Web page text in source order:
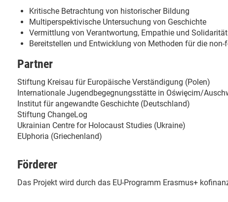
Kritische Betrachtung von historischer Bildung
Multiperspektivische Untersuchung von Geschichte
Vermittlung von Verantwortung, Empathie und Solidarität
Bereitstellen und Entwicklung von Methoden für die
Partner
Stiftung Kreisau für Europäische Verständigung (Polen)
Internationale Jugendbegegnungsstätte in Oświęcim/
Institut für angewandte Geschichte (Deutschland)
Stiftung ChangeLog
Ukrainian Centre for Holocaust Studies (Ukraine)
EUphoria (Griechenland)
Förderer
Das Projekt wird durch das EU-Programm Erasmus+